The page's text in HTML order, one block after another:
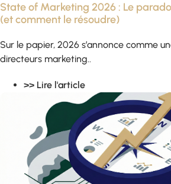
State of Marketing 2026 : Le
(et comment le résoudre)
Sur le papier, 2026 s’annonce comme
directeurs marketing..
>> Lire l'article